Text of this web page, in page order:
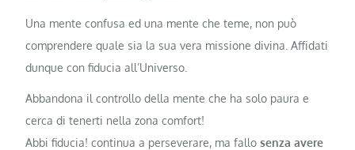
Una mente confusa ed una mente che teme, non può
comprendere quale sia la sua vera missione divina. Affidati
dunque con fiducia all’Universo.
Abbandona il controllo della mente che ha solo paura e
cerca di tenerti nella zona comfort!
Abbi fiducia! continua a perseverare, ma fallo senza avere